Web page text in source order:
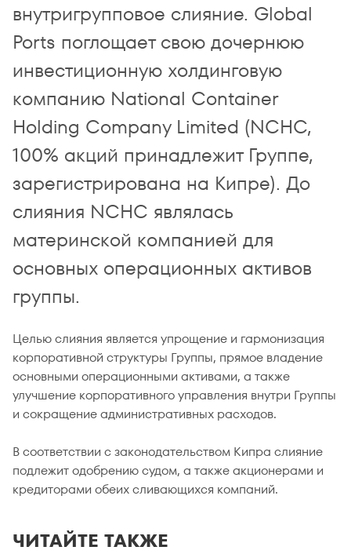
внутригрупповое слияние. Global
Ports поглощает свою дочернюю
инвестиционную холдинговую
компанию National Container
Holding Company Limited (NCHC,
100% акций принадлежит Группе,
зарегистрирована на Кипре). До
слияния NCHC являлась
материнской компанией для
основных операционных активов
группы.
Целью слияния является упрощение и гармонизация
корпоративной структуры Группы, прямое владение
основными операционными активами, а также
улучшение корпоративного управления внутри Группы
и сокращение административных расходов.
В соответствии с законодательством Кипра слияние
подлежит одобрению судом, а также акционерами и
кредиторами обеих сливающихся компаний.
ЧИТАЙТЕ ТАКЖЕ